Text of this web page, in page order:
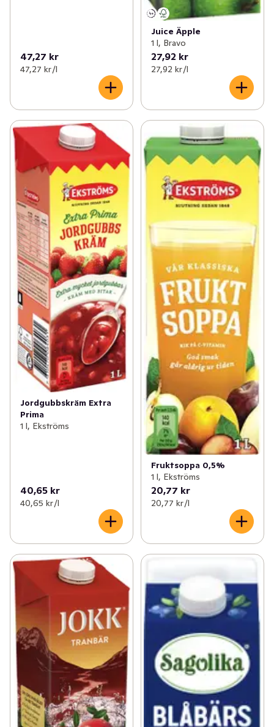
47,27 kr
47,27 kr /l
Juice Äpple
1 l, Bravo
27,92 kr
27,92 kr /l
Jordgubbskräm Extra
Prima
1 l, Ekströms
40,65 kr
40,65 kr /l
Fruktsoppa 0,5%
1 l, Ekströms
20,77 kr
20,77 kr /l